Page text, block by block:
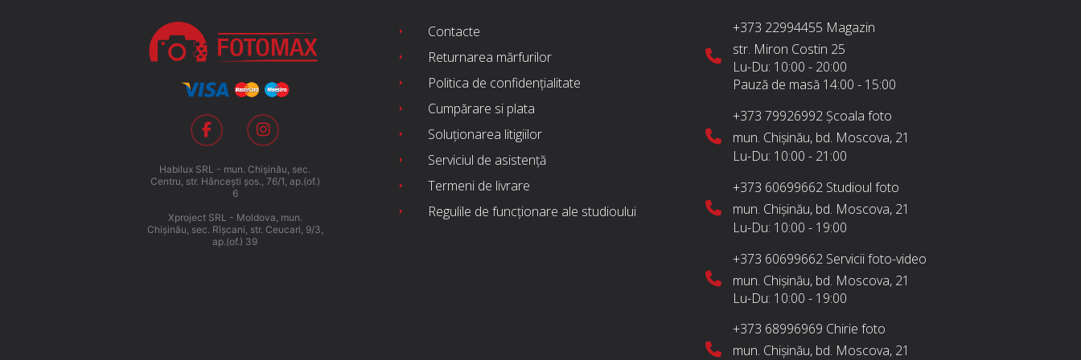
Habilux SRL - mun. Chişinău, sec.
Centru, str. Hânceşti şos., 76/1, ap.(of.)
6
Xproject SRL - Moldova, mun.
Chişinău, sec. Rîşcani, str. Ceucari, 9/3,
ap.(of.) 39
Contacte
Returnarea mărfurilor
Politica de confidențialitate
Cumpărare si plata
Soluționarea litigiilor
Serviciul de asistență
Termeni de livrare
Regulile de funcționare ale studioului
+373 22994455 Magazin
str. Miron Costin 25
Lu-Du: 10:00 - 20:00
Pauză de masă 14:00 - 15:00
+373 79926992 Școala foto
mun. Chișinău, bd. Moscova, 21
Lu-Du: 10:00 - 21:00
+373 60699662 Studioul foto
mun. Chișinău, bd. Moscova, 21
Lu-Du: 10:00 - 19:00
+373 60699662 Servicii foto-video
mun. Chișinău, bd. Moscova, 21
Lu-Du: 10:00 - 19:00
+373 68996969 Chirie foto
mun. Chișinău, bd. Moscova, 21